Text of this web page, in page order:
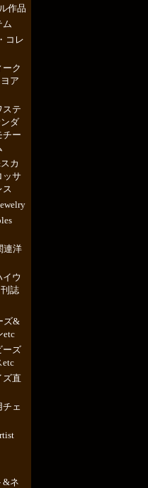
作品
ム
コレ
ク
ア
テ
ダ
チー
カ
ッサ
ス
連洋
イウ
誌
ズ&
etc
ーズ
etc
ズ直
チェ
&ネ